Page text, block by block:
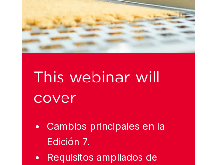
This webinar will
cover
Cambios principales en la
Edición 7.
Requisitos ampliados de